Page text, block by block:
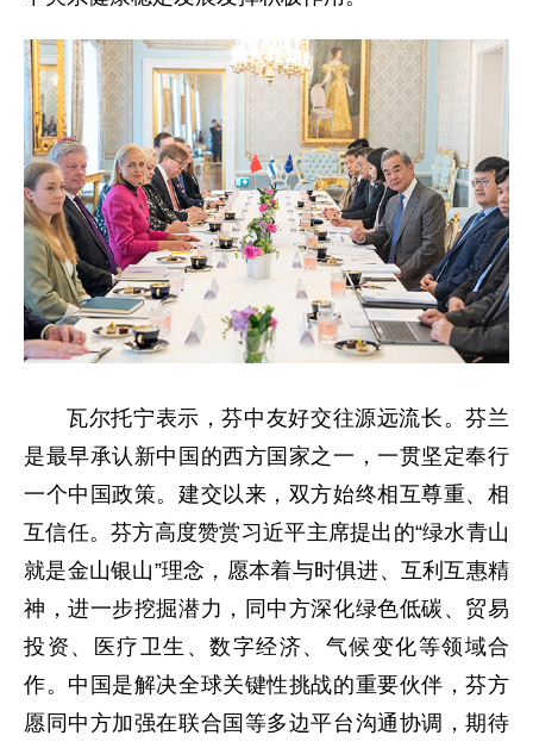
瓦尔托宁表示，芬中友好交往源远流长。芬兰
是最早承认新中国的西方国家之一，一贯坚定奉行
一个中国政策。建交以来，双方始终相互尊重、相
互信任。芬方高度赞赏习近平主席提出的“绿水青山
就是金山银山”理念，愿本着与时俱进、互利互惠精
神，进一步挖掘潜力，同中方深化绿色低碳、贸易
投资、医疗卫生、数字经济、气候变化等领域合
作。中国是解决全球关键性挑战的重要伙伴，芬方
愿同中方加强在联合国等多边平台沟通协调，期待